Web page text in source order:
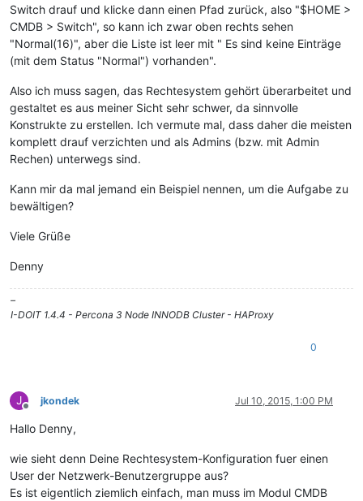
Switch drauf und klicke dann einen Pfad zurück, also "$HOME >
CMDB > Switch", so kann ich zwar oben rechts sehen
"Normal(16)", aber die Liste ist leer mit " Es sind keine Einträge
(mit dem Status "Normal") vorhanden".
Also ich muss sagen, das Rechtesystem gehört überarbeitet und
gestaltet es aus meiner Sicht sehr schwer, da sinnvolle
Konstrukte zu erstellen. Ich vermute mal, dass daher die meisten
komplett drauf verzichten und als Admins (bzw. mit Admin
Rechen) unterwegs sind.
Kann mir da mal jemand ein Beispiel nennen, um die Aufgabe zu
bewältigen?
Viele Grüße
Denny
–
I-DOIT 1.4.4 - Percona 3 Node INNODB Cluster - HAProxy
0
J
Offline
jkondek Jul 10, 2015, 1:00 PM
Hallo Denny,
wie sieht denn Deine Rechtesystem-Konfiguration fuer einen
User der Netzwerk-Benutzergruppe aus?
Es ist eigentlich ziemlich einfach, man muss im Modul CMDB